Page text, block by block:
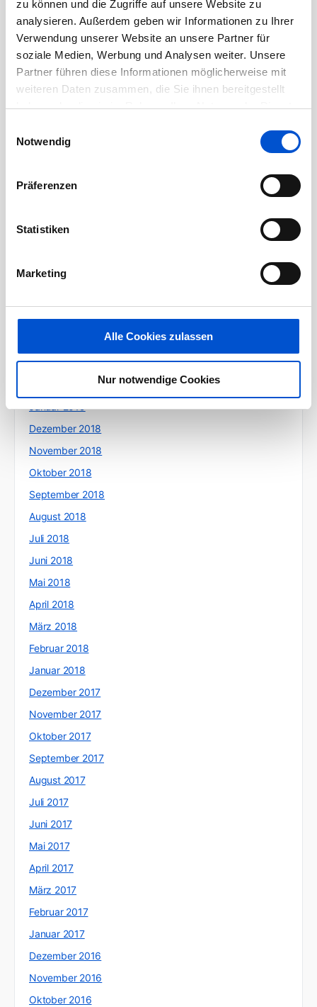
zu können und die Zugriffe auf unsere Website zu
analysieren. Außerdem geben wir Informationen zu Ihrer
Verwendung unserer Website an unsere Partner für
soziale Medien, Werbung und Analysen weiter. Unsere
Partner führen diese Informationen möglicherweise mit
weiteren Daten zusammen, die Sie ihnen bereitgestellt
haben oder die sie im Rahmen Ihrer Nutzung der Dienste
Notwendig
Präferenzen
Statistiken
Marketing
Alle Cookies zulassen
Nur notwendige Cookies
Juli 2020
Juni 2020
Mai 2020
April 2020
Januar 2020
November 2019
September 2019
Juli 2019
Mai 2019
März 2019
Januar 2019
Dezember 2018
November 2018
Oktober 2018
September 2018
August 2018
Juli 2018
Juni 2018
Mai 2018
April 2018
März 2018
Februar 2018
Januar 2018
Dezember 2017
November 2017
Oktober 2017
September 2017
August 2017
Juli 2017
Juni 2017
Mai 2017
April 2017
März 2017
Februar 2017
Januar 2017
Dezember 2016
November 2016
Oktober 2016